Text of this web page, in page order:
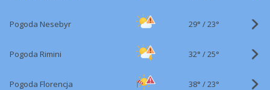
Pogoda Nesebyr 29° /23°
Pogoda Rimini 32° /25°
Pogoda Florencja 38° /23°